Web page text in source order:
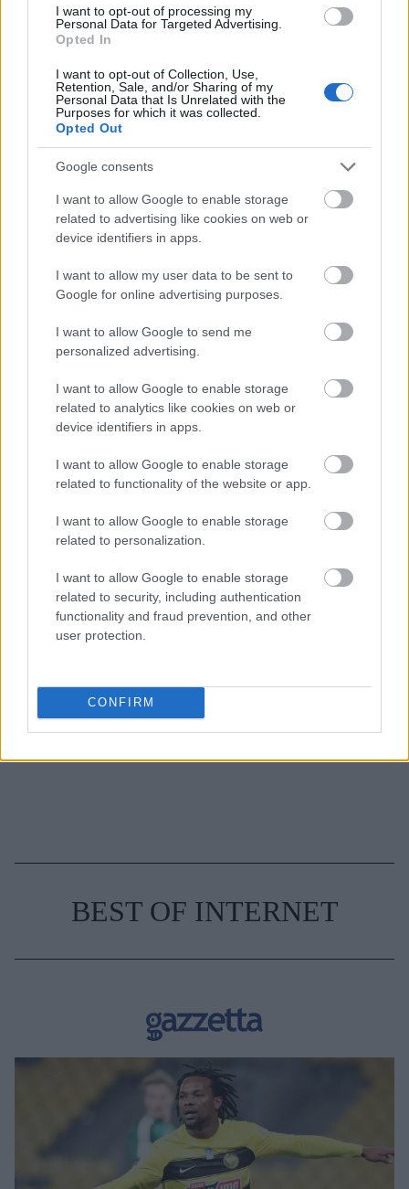
I want to opt-out of processing my
Personal Data for Targeted Advertising.
Opted In
I want to opt-out of Collection, Use,
Retention, Sale, and/or Sharing of my
Personal Data that Is Unrelated with the
Purposes for which it was collected.
Opted Out
Google consents
I want to allow Google to enable storage
related to advertising like cookies on web or
device identifiers in apps.
I want to allow my user data to be sent to
Google for online advertising purposes.
I want to allow Google to send me
personalized advertising.
I want to allow Google to enable storage
related to analytics like cookies on web or
device identifiers in apps.
I want to allow Google to enable storage
related to functionality of the website or app.
I want to allow Google to enable storage
related to personalization.
I want to allow Google to enable storage
related to security, including authentication
functionality and fraud prevention, and other
user protection.
CONFIRM
#MeTooκαι φέρνει κοντά τις γυναίκες με το ίδιο
τραύμα, με σκοπό να αλλάξουν τη ζωή τους και να
προχωρήσουν. «Αυτό είναι το σπουδαιότερο
μήνυμα. Ότι δεν είμαστε μόνοι. Η ταινία είναι
ζωντανή απόδειξη του ότι αν είσαι κοντά με τους
ανθρώπους και μοιράζεσαι ως κοινότητα, η αλλαγή
μπορεί να συμβεί».
ΔΙΑΒΑΖΟΝΤΑΙ ΤΩΡΑ
Το gadget από τα IKEA που κοστίζει κάτω από 2
ευρώ και θα βάλει σε τάξη το ντουλάπι της
κουζίνας σου
3-3-3 rule: Ο κανόνας που θα αλλάξει τον τρόπο
που ντύνεσαι
Οι μαμάκηδες του ζωδιακού: Αυτά τα ζώδια είναι
BEST OF INTERNET